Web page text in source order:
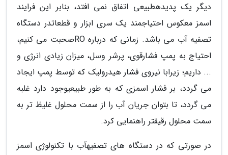
دیگر یک پدیدهطبیعی اتفاق نمی افتد، بنابر این فرایند
اسمز معکوس احتیاجمند یک سری ابزار و قطعاتدر دستگاه
تصفیه آب می باشد. زمانی که درباره ROصحبت می کنیم،
احتیاج به پمپ فشارقوی، پرشر وسل، میزان زیادی انرژی و
... داریم؛ زیرابا نیروی فشار هیدرولیک که توسط پمپ ایجاد
می گردد، بر فشار اسمزی که به طور طبیعیوجود دارد غلبه
می گردد، تا بتوان جریان آب را از سمت محلول غلیظ تر به
سمت محلول رقیقتر راهنمایی کرد.
در صورتی که در دستگاه های تصفیهآب با تکنولوژی اسمز